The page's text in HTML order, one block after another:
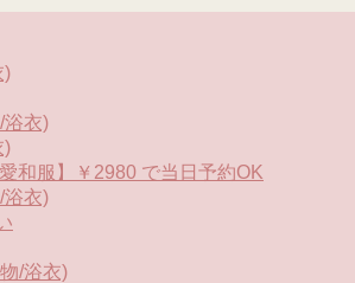
)
浴衣)
)
和服】￥2980 で当日予約OK
浴衣)
/浴衣)